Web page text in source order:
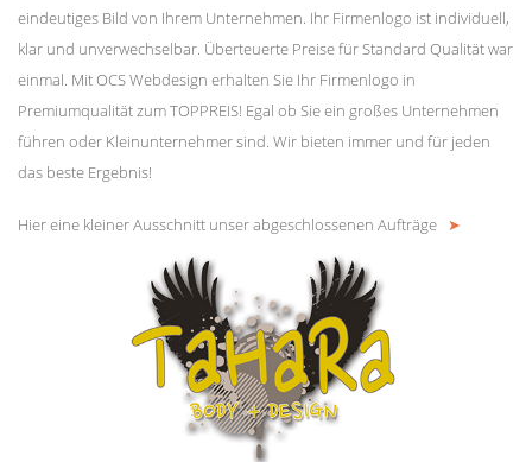
eindeutiges Bild von Ihrem Unternehmen. Ihr Firmenlogo ist individuell,
klar und unverwechselbar. Überteuerte Preise für Standard Qualität war
einmal. Mit OCS Webdesign erhalten Sie Ihr Firmenlogo in
Premiumqualität zum TOPPREIS! Egal ob Sie ein großes Unternehmen
führen oder Kleinunternehmer sind. Wir bieten immer und für jeden
das beste Ergebnis!
Hier eine kleiner Ausschnitt unser abgeschlossenen Aufträge ➤